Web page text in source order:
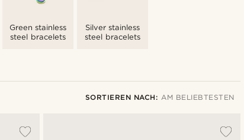
Green stainless
steel bracelets
Silver stainless
steel bracelets
SORTIEREN NACH: AM BELIEBTESTEN